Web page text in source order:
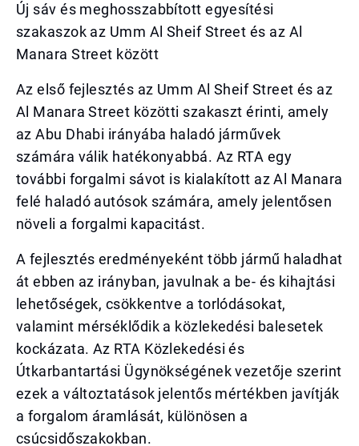
Új sáv és meghosszabbított egyesítési
szakaszok az Umm Al Sheif Street és az Al
Manara Street között
Az első fejlesztés az Umm Al Sheif Street és az
Al Manara Street közötti szakaszt érinti, amely
az Abu Dhabi irányába haladó járművek
számára válik hatékonyabbá. Az RTA egy
további forgalmi sávot is kialakított az Al Manara
felé haladó autósok számára, amely jelentősen
növeli a forgalmi kapacitást.
A fejlesztés eredményeként több jármű haladhat
át ebben az irányban, javulnak a be- és kihajtási
lehetőségek, csökkentve a torlódásokat,
valamint mérséklődik a közlekedési balesetek
kockázata. Az RTA Közlekedési és
Útkarbantartási Ügynökségének vezetője szerint
ezek a változtatások jelentős mértékben javítják
a forgalom áramlását, különösen a
csúcsidőszakokban.